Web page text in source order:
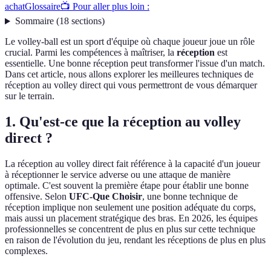
achatGlossaire📺 Pour aller plus loin :
Sommaire(18 sections)
Le volley-ball est un sport d'équipe où chaque joueur joue un rôle
crucial. Parmi les compétences à maîtriser, la réception est
essentielle. Une bonne réception peut transformer l'issue d'un match.
Dans cet article, nous allons explorer les meilleures techniques de
réception au volley direct qui vous permettront de vous démarquer
sur le terrain.
1. Qu'est-ce que la réception au volley
direct ?
La réception au volley direct fait référence à la capacité d'un joueur
à réceptionner le service adverse ou une attaque de manière
optimale. C'est souvent la première étape pour établir une bonne
offensive. Selon UFC-Que Choisir, une bonne technique de
réception implique non seulement une position adéquate du corps,
mais aussi un placement stratégique des bras. En 2026, les équipes
professionnelles se concentrent de plus en plus sur cette technique
en raison de l'évolution du jeu, rendant les réceptions de plus en plus
complexes.